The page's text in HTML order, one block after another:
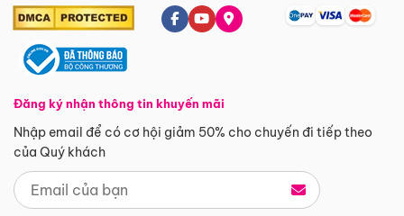
Đăng ký nhận thông tin khuyến mãi
Nhập email để có cơ hội giảm 50% cho chuyến đi tiếp theo
của Quý khách